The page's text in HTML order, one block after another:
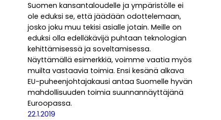
Suomen kansantaloudelle ja ympäristölle ei
ole eduksi se, että jäädään odottelemaan,
josko joku muu tekisi asialle jotain. Meille on
eduksi olla edelläkävijä puhtaan teknologian
kehittämisessä ja soveltamisessa.
Näyttämällä esimerkkiä, voimme vaatia myös
muilta vastaavia toimia. Ensi kesänä alkava
EU-puheenjohtajakausi antaa Suomelle hyvän
mahdollisuuden toimia suunnannäyttäjänä
Euroopassa.
22.1.2019